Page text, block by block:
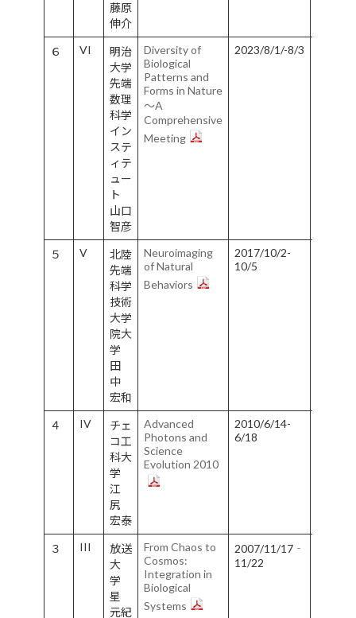
藤原
伸介
６ VI
明治
大学
先端
数理
科学
イン
ステ
ィテ
ュー
ト
山口
智彦
Diversity of
Biological
Patterns and
Forms in Nature
～A
Comprehensive
Meeting
2023/8/1/-8/3
５ V
北陸
先端
科学
技術
大学
院大
学
田
中
宏和
Neuroimaging
of Natural
Behaviors
2017/10/2-
10/5
４ IV
チェ
コ工
科大
学
江
尻
宏泰
Advanced
Photons and
Science
Evolution 2010
2010/6/14-
6/18
３ III
放送
大
学
星
元紀
From Chaos to
Cosmos:
Integration in
Biological
Systems
2007/11/17‐
11/22